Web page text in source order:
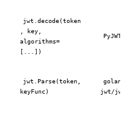
jwt.decode(token
, key,
algorithms=
[...])
PyJWT
jwt.Parse(token,
keyFunc)
jwt/